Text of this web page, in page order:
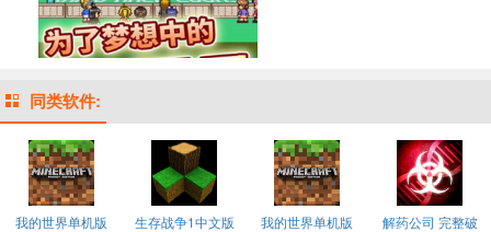
同类软件:
我的世界单机版
生存战争1中文版
我的世界单机版
解药公司 完整破